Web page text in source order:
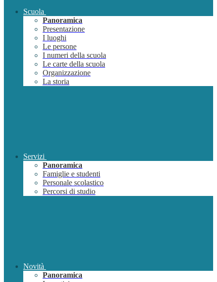
Scuola
Panoramica
Presentazione
I luoghi
Le persone
I numeri della scuola
Le carte della scuola
Organizzazione
La storia
Servizi
Panoramica
Famiglie e studenti
Personale scolastico
Percorsi di studio
Novità
Panoramica